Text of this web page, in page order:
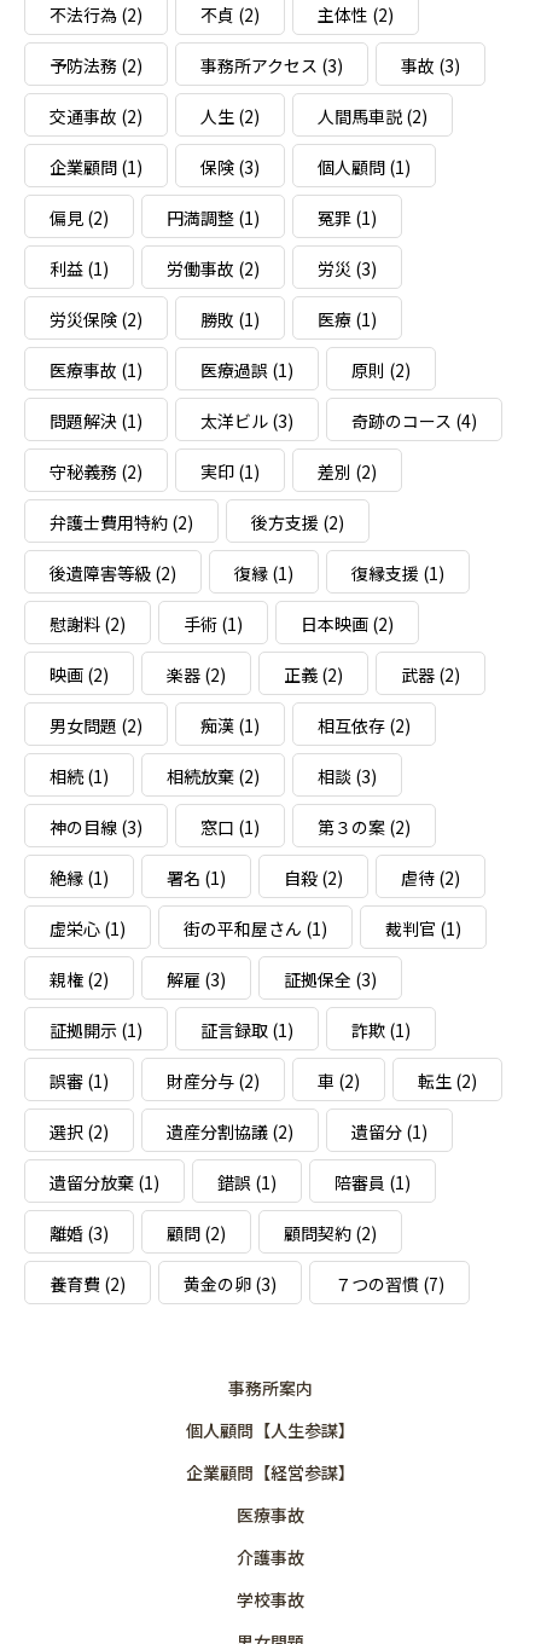
不法行為 (2) 不貞 (2) 主体性 (2)
予防法務 (2) 事務所アクセス (3) 事故 (3)
交通事故 (2) 人生 (2) 人間馬車説 (2)
企業顧問 (1) 保険 (3) 個人顧問 (1)
偏見 (2) 円満調整 (1) 冤罪 (1)
利益 (1) 労働事故 (2) 労災 (3)
労災保険 (2) 勝敗 (1) 医療 (1)
医療事故 (1) 医療過誤 (1) 原則 (2)
問題解決 (1) 太洋ビル (3) 奇跡のコース (4)
守秘義務 (2) 実印 (1) 差別 (2)
弁護士費用特約 (2) 後方支援 (2)
後遺障害等級 (2) 復縁 (1) 復縁支援 (1)
慰謝料 (2) 手術 (1) 日本映画 (2)
映画 (2) 楽器 (2) 正義 (2) 武器 (2)
男女問題 (2) 痴漢 (1) 相互依存 (2)
相続 (1) 相続放棄 (2) 相談 (3)
神の目線 (3) 窓口 (1) 第３の案 (2)
絶縁 (1) 署名 (1) 自殺 (2) 虐待 (2)
虚栄心 (1) 街の平和屋さん (1) 裁判官 (1)
親権 (2) 解雇 (3) 証拠保全 (3)
証拠開示 (1) 証言録取 (1) 詐欺 (1)
誤審 (1) 財産分与 (2) 車 (2) 転生 (2)
選択 (2) 遺産分割協議 (2) 遺留分 (1)
遺留分放棄 (1) 錯誤 (1) 陪審員 (1)
離婚 (3) 顧問 (2) 顧問契約 (2)
養育費 (2) 黄金の卵 (3) ７つの習慣 (7)
事務所案内
個人顧問【人生参謀】
企業顧問【経営参謀】
医療事故
介護事故
学校事故